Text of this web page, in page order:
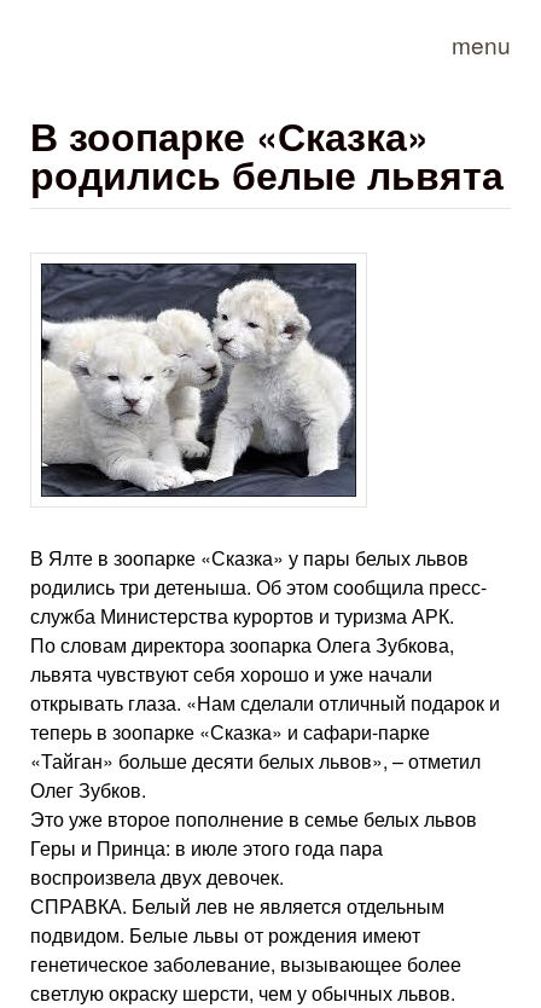
menu
В зоопарке «Сказка»
родились белые львята
В Ялте в зоопарке «Сказка» у пары белых львов
родились три детеныша. Об этом сообщила пресс-
служба Министерства курортов и туризма АРК.
По словам директора зоопарка Олега Зубкова,
львята чувствуют себя хорошо и уже начали
открывать глаза. «Нам сделали отличный подарок и
теперь в зоопарке «Сказка» и сафари-парке
«Тайган» больше десяти белых львов», – отметил
Олег Зубков.
Это уже второе пополнение в семье белых львов
Геры и Принца: в июле этого года пара
воспроизвела двух девочек.
СПРАВКА. Белый лев не является отдельным
подвидом. Белые львы от рождения имеют
генетическое заболевание, вызывающее более
светлую окраску шерсти, чем у обычных львов.